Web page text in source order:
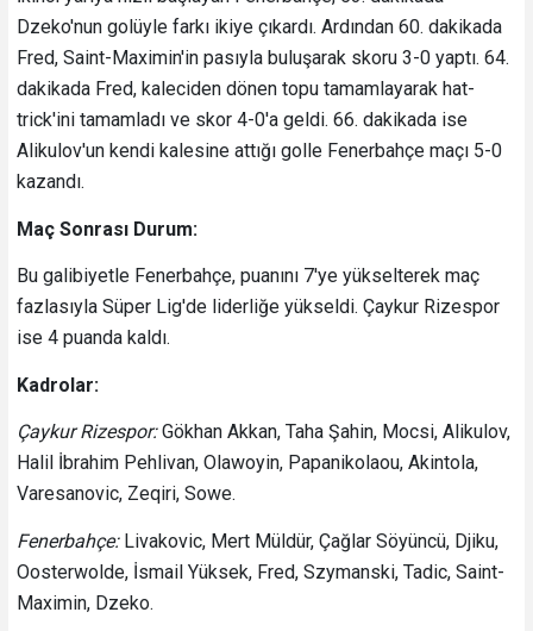
Dzeko'nun golüyle farkı ikiye çıkardı. Ardından 60. dakikada
Fred, Saint-Maximin'in pasıyla buluşarak skoru 3-0 yaptı. 64.
dakikada Fred, kaleciden dönen topu tamamlayarak hat-
trick'ini tamamladı ve skor 4-0'a geldi. 66. dakikada ise
Alikulov'un kendi kalesine attığı golle Fenerbahçe maçı 5-0
kazandı.
Maç Sonrası Durum:
Bu galibiyetle Fenerbahçe, puanını 7'ye yükselterek maç
fazlasıyla Süper Lig'de liderliğe yükseldi. Çaykur Rizespor
ise 4 puanda kaldı.
Kadrolar:
Çaykur Rizespor:Gökhan Akkan, Taha Şahin, Mocsi, Alikulov,
Halil İbrahim Pehlivan, Olawoyin, Papanikolaou, Akintola,
Varesanovic, Zeqiri, Sowe.
Fenerbahçe:Livakovic, Mert Müldür, Çağlar Söyüncü, Djiku,
Oosterwolde, İsmail Yüksek, Fred, Szymanski, Tadic, Saint-
Maximin, Dzeko.